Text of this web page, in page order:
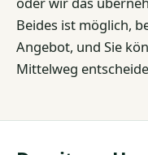
Beides ist möglich,
Angebot, und Sie
Mittelweg